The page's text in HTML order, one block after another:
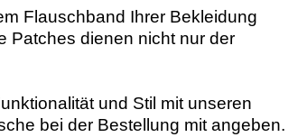
Flauschband Ihrer Bekleidung
Patches dienen nicht nur der
und Stil mit unseren
bei der Bestellung mit angeben.